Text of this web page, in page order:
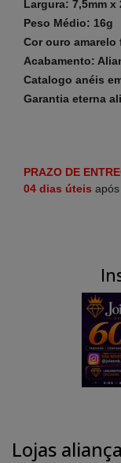
Largura: 7,5mm x
Peso Médio: 16g
Cor ouro amarelo
Acabamento:
Catalogo anéis
Garantia eterna
PRAZO DE
04 dias úteis
Lojas